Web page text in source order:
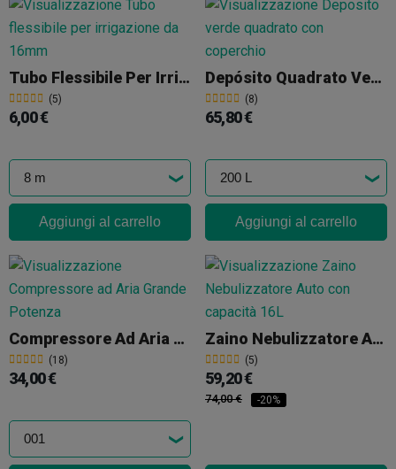
Tubo Flessibile Per Irrigazione Da 16mm
(5)
6,00 €
Aggiungi al carrello
Depósito Quadrato Verde Con Coperchio
(8)
65,80 €
Aggiungi al carrello
Compressore Ad Aria Grande Potenza
(18)
34,00 €
Zaino Nebulizzatore Auto 16L
(5)
59,20 €
74,00 € -20%